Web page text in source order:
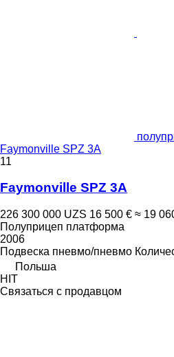
Faymonville SPZ 3A
11
Faymonville SPZ 3A
226 300 000 UZS 16 500 € ≈ 19
Полуприцеп платформа
2006
Подвеска пневмо/пневмо
Польша
HIT
Связаться с продавцом